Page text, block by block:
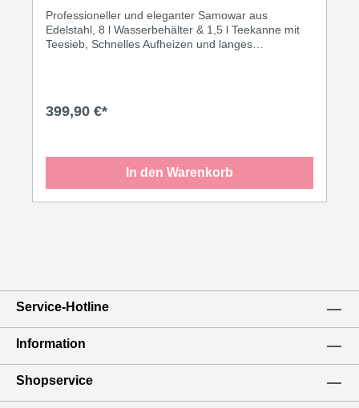
Professioneller und eleganter Samowar aus
Edelstahl, 8 l Wasserbehälter & 1,5 l Teekanne mit
Teesieb, Schnelles Aufheizen und langes
399,90 €*
In den Warenkorb
Service-Hotline
Information
Shopservice